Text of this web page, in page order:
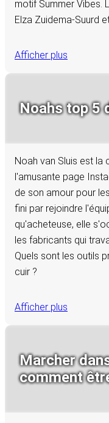
motif Summer Vibes.
Elza Zuidema-Suurd
Afficher plus
Noahs top 5
Noah van Sluis est la
l'amusante page
de son amour pour
fini par rejoindre
qu'acheteuse, elle
les fabricants qui
Quels sont les outils
cuir ?
Afficher plus
Marcher
comment